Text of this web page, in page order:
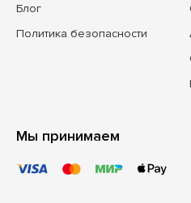
Блог
Политика безопасности
Мы принимаем